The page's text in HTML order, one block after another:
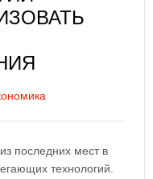
последних мест в
технологий.